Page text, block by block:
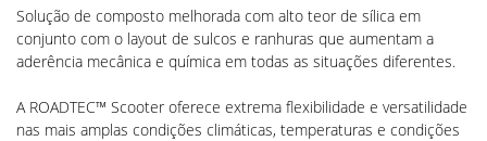
Solução de composto melhorada com alto teor de sílica em
conjunto com o layout de sulcos e ranhuras que aumentam a
aderência mecânica e química em todas as situações diferentes.
A ROADTEC™ Scooter oferece extrema flexibilidade e versatilidade
nas mais amplas condições climáticas, temperaturas e condições